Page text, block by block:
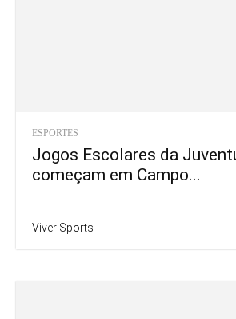
ESPORTES
Jogos Escolares da
começam em Campo...
Viver Sports